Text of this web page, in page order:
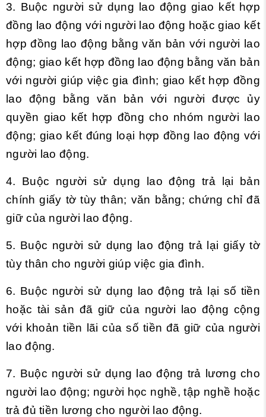
3. Buộc người sử dụng lao động giao kết hợp
đồng lao động với người lao động hoặc giao kết
hợp đồng lao động bằng văn bản với người lao
động; giao kết hợp đồng lao động bằng văn bản
với người giúp việc gia đình; giao kết hợp đồng
lao động bằng văn bản với người được ủy
quyền giao kết hợp đồng cho nhóm người lao
động; giao kết đúng loại hợp đồng lao động với
người lao động.
4. Buộc người sử dụng lao động trả lại bản
chính giấy tờ tùy thân; văn bằng; chứng chỉ đã
giữ của người lao động.
5. Buộc người sử dụng lao động trả lại giấy tờ
tùy thân cho người giúp việc gia đình.
6. Buộc người sử dụng lao động trả lại số tiền
hoặc tài sản đã giữ của người lao động cộng
với khoản tiền lãi của số tiền đã giữ của người
lao động.
7. Buộc người sử dụng lao động trả lương cho
người lao động; người học nghề, tập nghề hoặc
trả đủ tiền lương cho người lao động.